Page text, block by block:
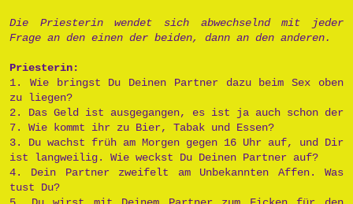
Die Priesterin wendet sich abwechselnd mit jeder
Frage an den einen der beiden, dann an den anderen.
Priesterin:
1. Wie bringst Du Deinen Partner dazu beim Sex oben
zu liegen?
2. Das Geld ist ausgegangen, es ist ja auch schon der
7. Wie kommt ihr zu Bier, Tabak und Essen?
3. Du wachst früh am Morgen gegen 16 Uhr auf, und Dir
ist langweilig. Wie weckst Du Deinen Partner auf?
4. Dein Partner zweifelt am Unbekannten Affen. Was
tust Du?